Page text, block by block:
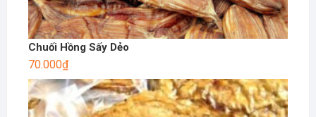
Chuối Hồng Sấy Dẻo
70.000₫